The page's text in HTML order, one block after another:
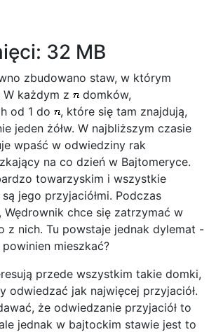
32 MB
zbudowano staw, w którym
W każdym z
domków,
od 1 do
, które się tam znajdują,
jeden żółw. W najbliższym czasie
wpaść w odwiedziny rak
na co dzień w Bajtomeryce.
towarzyskim i wszystkie
jego przyjaciółmi. Podczas
chce się zatrzymać w
z nich. Tu powstaje jednak dylemat -
mieszkać?
przede wszystkim takie domki,
odwiedzać jak najwięcej przyjaciół.
że odwiedzanie przyjaciół to
jednak w bajtockim stawie jest to